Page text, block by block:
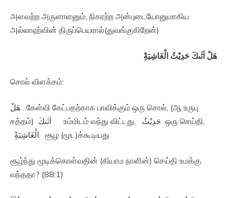
அளவற்ற அருளாளனும், நிகரற்ற அன்புடையோனுமாகிய
அல்லாஹ்வின் திருப்பெயரால்(துவங்குகிறேன்)
هَلْ اَتٰٮكَ حَدِيْثُ الْغَاشِيَةِؕ‏
சொல் விளக்கம்:
هَلْ கேள்வி கேட்பதற்காக பாவிக்கும் ஒரு சொல், (ஆ உருபு
சத்தம்) اَتٰٮكَ உம்மிடம் வந்து விட்டது, حَدِيْثُ ஒரு செய்தி,
الْغَاشِيَةِؕ‏ சூழ (மூட)க்கூடியது
சூழ்ந்து மூடிக்கொள்வதின் (கியாம நாளின்) செய்தி உமக்கு
வந்ததா? (88:1)